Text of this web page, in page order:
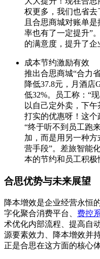
权更多，我们也省
且合思商城对账单
率也有了一定提升”
的满意度，提升了企
成本节约激励有效
推出合思商城“合力
降低37.8元，月酒店
低32%。员工称：“
以自己定外卖，下
打实的优惠呀！这个
“终于听不到员工跑
加，而是用另一种
营手段”。差旅智能
本的节约和员工积极
合思优势与未来展望
降本增效是企业经营永恒
字化聚合消费平台、 费控
术优化内部流程、提高自
源要素效力、降本增效并
正是合思在这方面的核心体